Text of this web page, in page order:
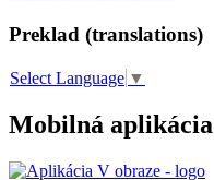
Preklad (translations)
Select Language ▼
Mobilná aplikácia